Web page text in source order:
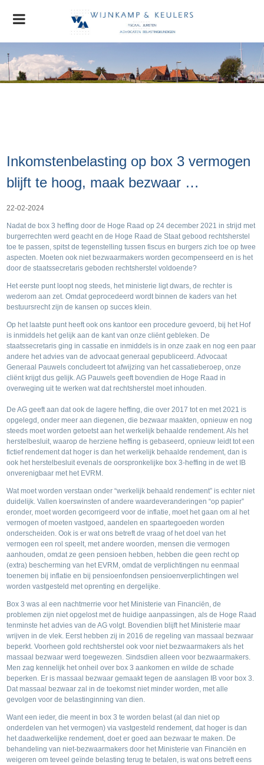
Home
Organisatie
Stichting MVO
Contact
Inkomstenbelasting op box 3 vermogen
blijft te hoog, maak bezwaar …
22-02-2024
Nadat de box 3 heffing door de Hoge Raad op 24 december 2021 in strijd met
burgerrechten werd geacht en de Hoge Raad de Staat gebood rechtsherstel
toe te passen, spitst de tegenstelling tussen fiscus en burgers zich toe op twee
aspecten. Moeten ook niet bezwaarmakers worden gecompenseerd en is het
door de staatssecretaris geboden rechtsherstel voldoende?
Het eerste punt loopt nog steeds, het ministerie ligt dwars, de rechter is
wederom aan zet. Omdat geprocedeerd wordt binnen de kaders van het
bestuursrecht zijn de kansen op succes klein.
Op het laatste punt heeft ook ons kantoor een procedure gevoerd, bij het Hof
is inmiddels het gelijk aan de kant van onze cliënt gebleken. De
staatssecretaris ging in cassatie en inmiddels is in onze zaak en nog een paar
andere het advies van de advocaat generaal gepubliceerd. Advocaat
Generaal Pauwels concludeert tot afwijzing van het cassatieberoep, onze
cliënt krijgt dus gelijk. AG Pauwels geeft bovendien de Hoge Raad in
overweging uit te werken wat dat rechtsherstel moet inhouden.
De AG geeft aan dat ook de lagere heffing, die over 2017 tot en met 2021 is
opgelegd, onder meer aan diegenen, die bezwaar maakten, opnieuw en nog
steeds moet worden getoetst aan het werkelijk behaalde rendement. Als het
herstelbesluit, waarop de herziene heffing is gebaseerd, opnieuw leidt tot een
fictief rendement dat hoger is dan het werkelijk behaalde rendement, dan is
ook het herstelbesluit evenals de oorspronkelijke box 3-heffing in de wet IB
onverenigbaar met het EVRM.
Wat moet worden verstaan onder “werkelijk behaald rendement” is echter niet
duidelijk. Vallen koerswinsten of andere waardeveranderingen “op papier”
eronder, moet worden gecorrigeerd voor de inflatie, moet het gaan om al het
vermogen of moeten vastgoed, aandelen en spaartegoeden worden
onderscheiden. Ook is er wat ons betreft de vraag of het doel van het
vermogen een rol speelt, met andere woorden, mensen die vermogen
aanhouden, omdat ze geen pensioen hebben, hebben die geen recht op
(extra) bescherming van het EVRM, omdat de verplichtingen nu eenmaal
toenemen bij inflatie en bij pensioenfondsen pensioenverplichtingen wel
worden vastgesteld met oprenting en dergelijke.
Box 3 was al een nachtmerrie voor het Ministerie van Financiën, de
problemen zijn niet opgelost met de huidige aanpassingen, als de Hoge Raad
tenminste het advies van de AG volgt. Bovendien blijft het Ministerie maar
wrijven in de vlek. Eerst hebben zij in 2016 de regeling van massaal bezwaar
beperkt. Voorheen gold rechtsherstel ook voor niet bezwaarmakers als het
massaal bezwaar werd toegewezen. Sindsdien alleen voor bezwaarmakers.
Men zag kennelijk het onheil over box 3 aankomen en wilde de schade
beperken. Er is massaal bezwaar gemaakt tegen de aanslagen IB voor box 3.
Dat massaal bezwaar zal in de toekomst niet minder worden, met alle
gevolgen voor de belastinginning van dien.
Want een ieder, die meent in box 3 te worden belast (al dan niet op
onderdelen van het vermogen) via vastgesteld rendement, dat hoger is dan
het daadwerkelijke rendement, doet er goed aan bezwaar te maken. De
behandeling van niet-bezwaarmakers door het Ministerie van Financiën en
weigeren om teveel geïnde belasting terug te betalen, is wat ons betreft eens